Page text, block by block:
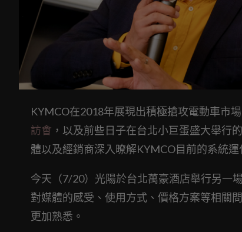
KYMCO在2018年展現出積極搶攻電動車市
訪會 ，以及前些日子在台北小巨蛋盛大舉行的
體以及經銷商深入暸解KYMCO目前的系統
今天（7/20）光陽於台北萬豪酒店舉行另一
對媒體的感受、使用方式、價格方案等相關
更加熟悉。